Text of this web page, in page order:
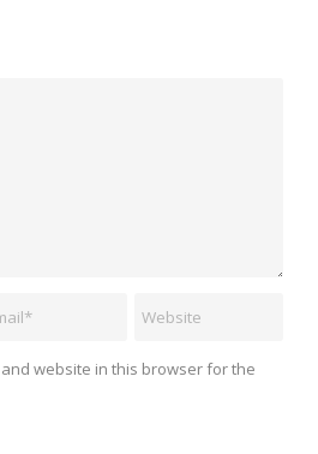
website in this browser for the